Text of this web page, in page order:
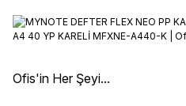
uygun fiyat hızlı kargo
Ofis'in Her Şeyi...